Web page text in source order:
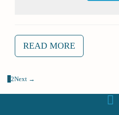
READ MORE
12Next →